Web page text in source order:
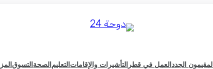
المقيمون الجددالعمل في قطر التأشيرات والإقامات التعليم الصحة التسوق